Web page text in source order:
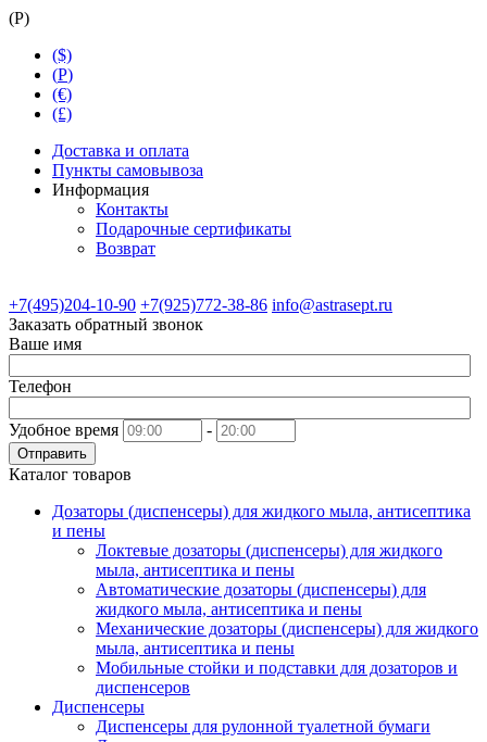
(Р)
($)
(Р)
(€)
(£)
Доставка и оплата
Пункты самовывоза
Информация
Контакты
Подарочные сертификаты
Возврат
+7(495)204-10-90 +7(925)772-38-86 info@astrasept.ru
Заказать обратный звонок
Ваше имя
Телефон
Удобное время -
Отправить
Каталог товаров
Дозаторы (диспенсеры) для жидкого мыла, антисептика
и пены
Локтевые дозаторы (диспенсеры) для жидкого
мыла, антисептика и пены
Автоматические дозаторы (диспенсеры) для
жидкого мыла, антисептика и пены
Механические дозаторы (диспенсеры) для жидкого
мыла, антисептика и пены
Мобильные стойки и подставки для дозаторов и
диспенсеров
Диспенсеры
Диспенсеры для рулонной туалетной бумаги